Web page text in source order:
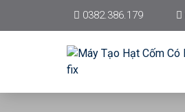
0382.386.179